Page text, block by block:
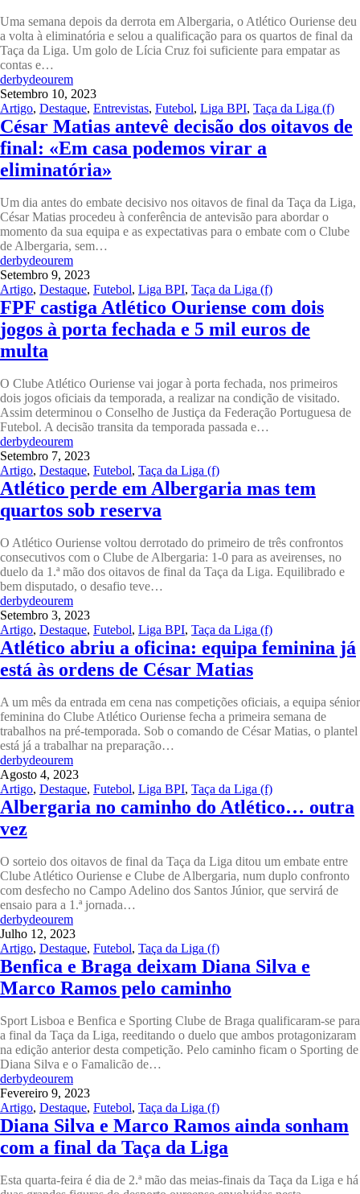
Uma semana depois da derrota em Albergaria, o Atlético Ouriense deu
a volta à eliminatória e selou a qualificação para os quartos de final da
Taça da Liga. Um golo de Lícia Cruz foi suficiente para empatar as
contas e…
derbydeourem
Setembro 10, 2023
Artigo, Destaque, Entrevistas, Futebol, Liga BPI, Taça da Liga (f)
César Matias antevê decisão dos oitavos de
final: «Em casa podemos virar a
eliminatória»
Um dia antes do embate decisivo nos oitavos de final da Taça da Liga,
César Matias procedeu à conferência de antevisão para abordar o
momento da sua equipa e as expectativas para o embate com o Clube
de Albergaria, sem…
derbydeourem
Setembro 9, 2023
Artigo, Destaque, Futebol, Liga BPI, Taça da Liga (f)
FPF castiga Atlético Ouriense com dois
jogos à porta fechada e 5 mil euros de
multa
O Clube Atlético Ouriense vai jogar à porta fechada, nos primeiros
dois jogos oficiais da temporada, a realizar na condição de visitado.
Assim determinou o Conselho de Justiça da Federação Portuguesa de
Futebol. A decisão transita da temporada passada e…
derbydeourem
Setembro 7, 2023
Artigo, Destaque, Futebol, Taça da Liga (f)
Atlético perde em Albergaria mas tem
quartos sob reserva
O Atlético Ouriense voltou derrotado do primeiro de três confrontos
consecutivos com o Clube de Albergaria: 1-0 para as aveirenses, no
duelo da 1.ª mão dos oitavos de final da Taça da Liga. Equilibrado e
bem disputado, o desafio teve…
derbydeourem
Setembro 3, 2023
Artigo, Destaque, Futebol, Liga BPI, Taça da Liga (f)
Atlético abriu a oficina: equipa feminina já
está às ordens de César Matias
A um mês da entrada em cena nas competições oficiais, a equipa sénior
feminina do Clube Atlético Ouriense fecha a primeira semana de
trabalhos na pré-temporada. Sob o comando de César Matias, o plantel
está já a trabalhar na preparação…
derbydeourem
Agosto 4, 2023
Artigo, Destaque, Futebol, Liga BPI, Taça da Liga (f)
Albergaria no caminho do Atlético… outra
vez
O sorteio dos oitavos de final da Taça da Liga ditou um embate entre
Clube Atlético Ouriense e Clube de Albergaria, num duplo confronto
com desfecho no Campo Adelino dos Santos Júnior, que servirá de
ensaio para a 1.ª jornada…
derbydeourem
Julho 12, 2023
Artigo, Destaque, Futebol, Taça da Liga (f)
Benfica e Braga deixam Diana Silva e
Marco Ramos pelo caminho
Sport Lisboa e Benfica e Sporting Clube de Braga qualificaram-se para
a final da Taça da Liga, reeditando o duelo que ambos protagonizaram
na edição anterior desta competição. Pelo caminho ficam o Sporting de
Diana Silva e o Famalicão de…
derbydeourem
Fevereiro 9, 2023
Artigo, Destaque, Futebol, Taça da Liga (f)
Diana Silva e Marco Ramos ainda sonham
com a final da Taça da Liga
Esta quarta-feira é dia de 2.ª mão das meias-finais da Taça da Liga e há